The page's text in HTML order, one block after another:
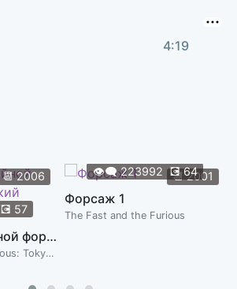
4:19
📆2006
💽 57
Форсаж 3. Тройной форсаж: Токийский Дрифт
The Fast and the Furious: Tokyo Drift
📆2001
👁️‍🗨️223992 💽64
Форсаж 1
The Fast and the Furious